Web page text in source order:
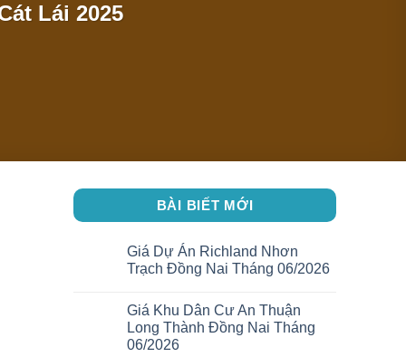
Lái 2025
BÀI BIẾT MỚI
Giá Dự Án Richland Nhơn
Trạch Đồng Nai Tháng 06/2026
Giá Khu Dân Cư An Thuận
Long Thành Đồng Nai Tháng
06/2026